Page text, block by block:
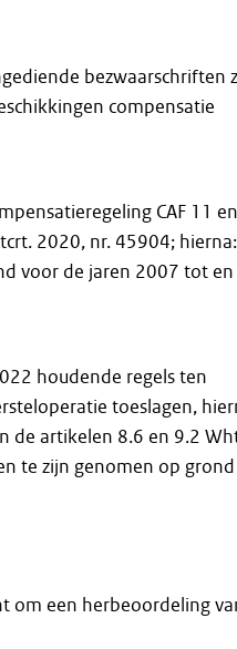
bezwaarschriften
compensatie
CAF 11 en
2020, nr. 45904; hierna:
voor de jaren 2007 tot en
houdende regels ten
toeslagen,
de artikelen 8.6 en 9.2
te zijn genomen op grond
om een herbeoordeling